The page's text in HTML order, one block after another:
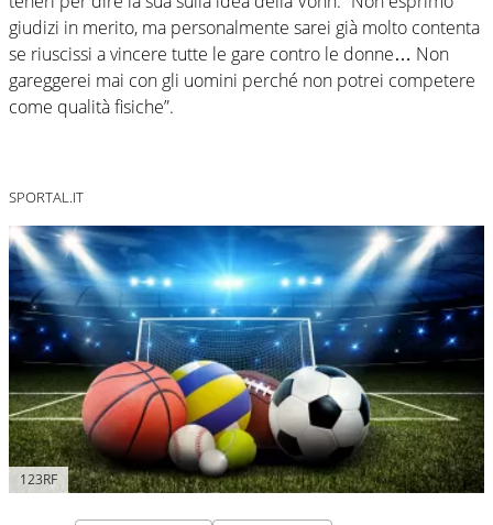
giudizi in merito, ma personalmente sarei già molto contenta
se riuscissi a vincere tutte le gare contro le donne… Non
gareggerei mai con gli uomini perché non potrei competere
come qualità fisiche”.
SPORTAL.IT
123RF